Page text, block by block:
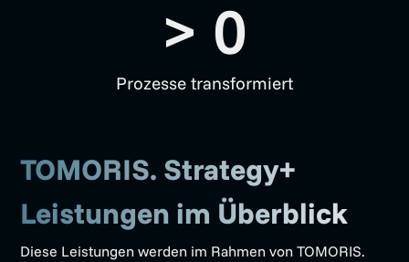
Prozesse transformiert
> 0
TOMORIS. Strategy+
Leistungen im Überblick
Diese Leistungen werden im Rahmen von TOMORIS.